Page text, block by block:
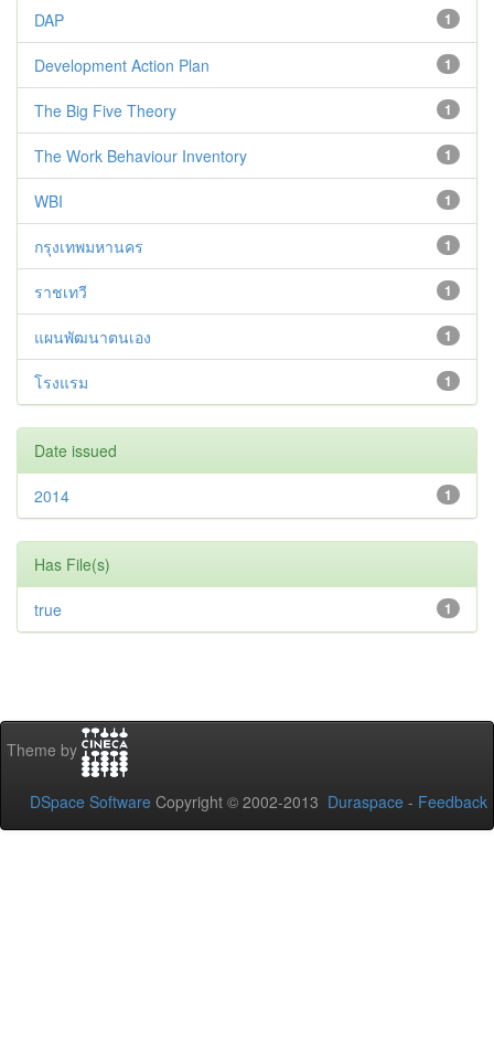
1
DAP
1
Development Action Plan
1
The Big Five Theory
1
The Work Behaviour Inventory
1
WBI
1
กรุงเทพมหานคร
1
ราชเทวี
1
แผนพัฒนาตนเอง
1
โรงแรม
Date issued
1
2014
Has File(s)
1
true
Theme by
DSpace Software Copyright © 2002-2013 Duraspace - Feedback